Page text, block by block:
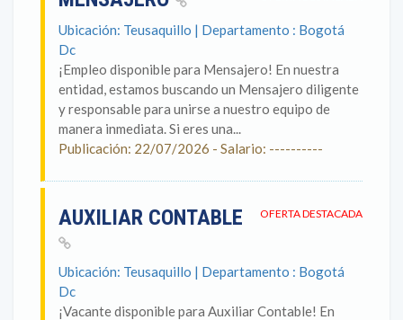
Ubicación: Teusaquillo | Departamento : Bogotá
Dc
¡Empleo disponible para Mensajero! En nuestra
entidad, estamos buscando un Mensajero diligente
y responsable para unirse a nuestro equipo de
manera inmediata. Si eres una...
Publicación: 22/07/2026 - Salario: ----------
OFERTA DESTACADA
AUXILIAR CONTABLE
Ubicación: Teusaquillo | Departamento : Bogotá
Dc
¡Vacante disponible para Auxiliar Contable! En